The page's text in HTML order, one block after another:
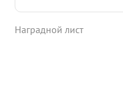
где был тяжело
Наградной лист